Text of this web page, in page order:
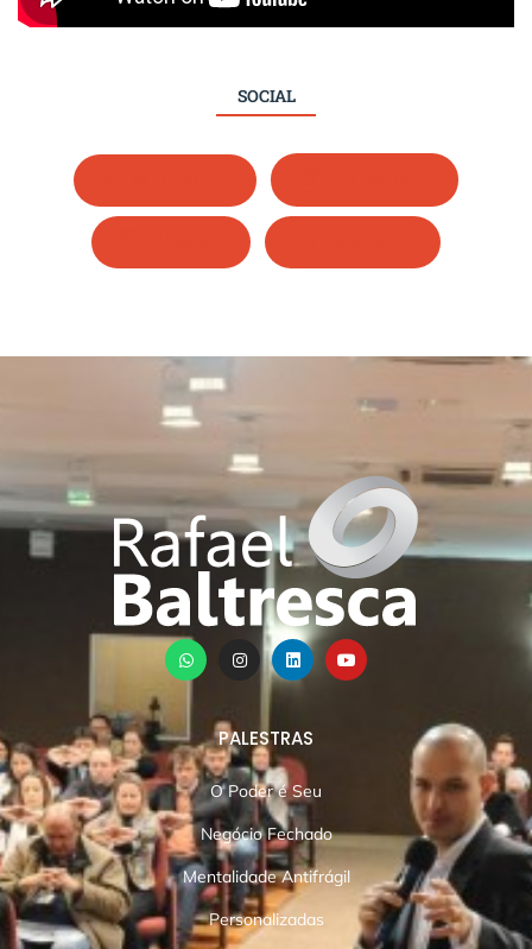
SOCIAL
PALESTRAS
O Poder é Seu
Negócio Fechado
Mentalidade Antifrágil
Personalizadas